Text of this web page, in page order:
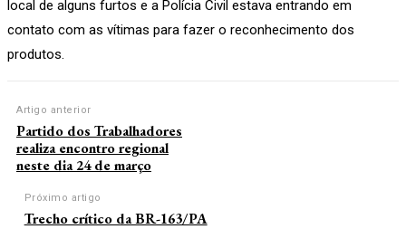
local de alguns furtos e a Polícia Civil estava entrando em
contato com as vítimas para fazer o reconhecimento dos
produtos.
Artigo anterior
Partido dos Trabalhadores
realiza encontro regional
neste dia 24 de março
Próximo artigo
Trecho crítico da BR-163/PA